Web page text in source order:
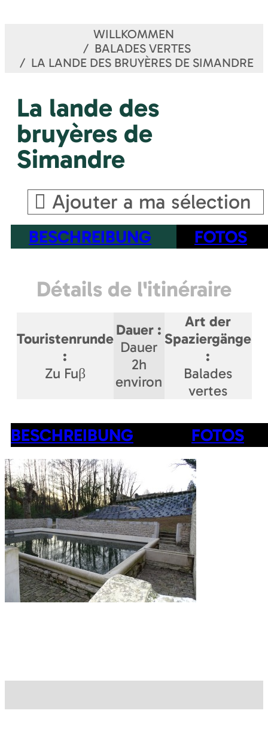
WILLKOMMEN
BALADES VERTES
LA LANDE DES BRUYÈRES DE SIMANDRE
La lande des
bruyères de
Simandre
Ajouter a ma sélection
BESCHREIBUNG FOTOS
Détails de l'itinéraire
Touristenrunde
:
Zu Fuβ
Dauer :
Dauer
2h
environ
Art der
Spaziergänge
:
Balades
vertes
BESCHREIBUNG FOTOS